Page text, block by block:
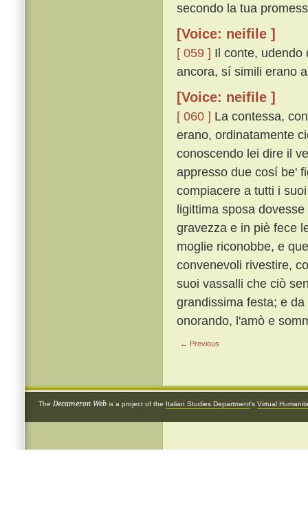
secondo la tua
[Voice: neifile ]
[ 059 ] Il conte, udendo
ancora, sí simili erano
[Voice: neifile ]
[ 060 ] La contessa,
erano, ordinatamente
conoscendo lei dire il
appresso due cosí be'
compiacere a tutti i
ligittima sposa
gravezza e in piè fece
moglie riconobbe, e
convenevoli rivestire,
suoi vassalli che ciò
grandissima festa; e
onorando, l'amò e
← Previous
The Decameron Web is a project of the Italian Studies Department's Virtual